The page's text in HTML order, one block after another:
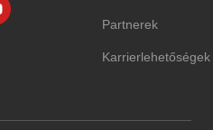
Partnerek
Karrierlehetőségek